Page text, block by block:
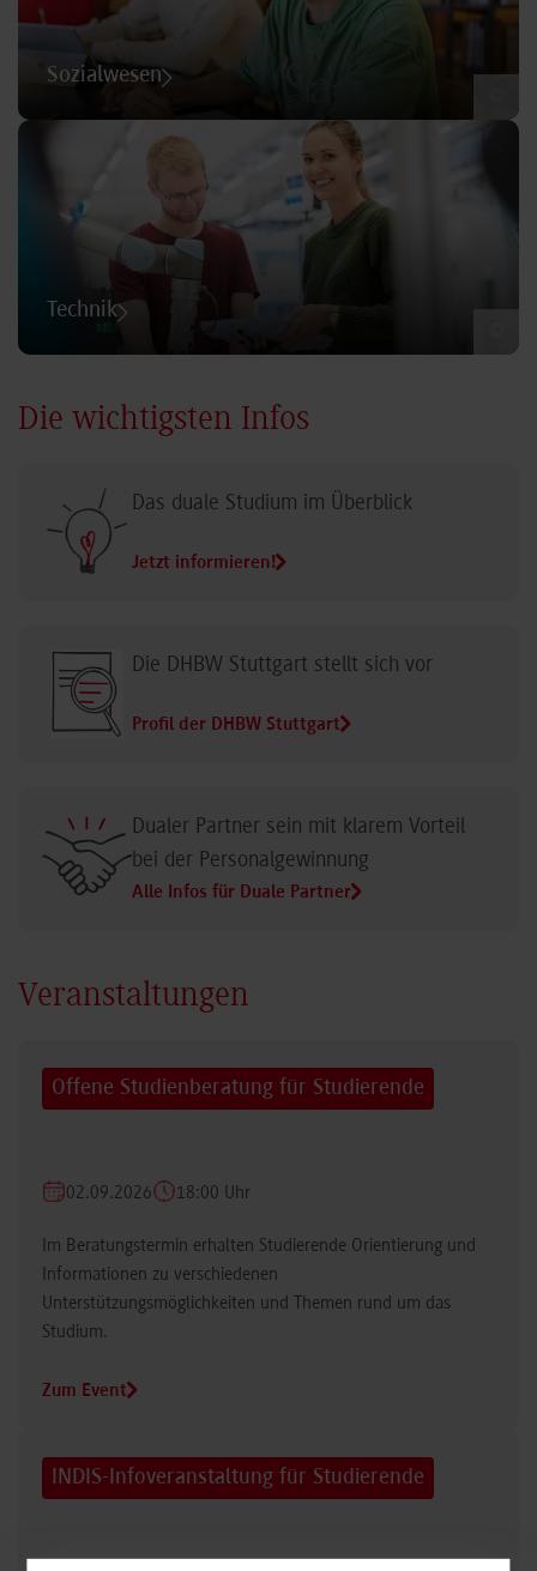
Sozialwesen
Technik
Die wichtigsten Infos
Das duale Studium im Überblick
Jetzt informieren!
Die DHBW Stuttgart stellt sich vor
Profil der DHBW Stuttgart
Dualer Partner sein mit klarem Vorteil
bei der Personalgewinnung
Alle Infos für Duale Partner
Veranstaltungen
Offene Studienberatung für Studierende
02.09.2026 18:00 Uhr
Im Beratungstermin erhalten Studierende Orientierung und
Informationen zu verschiedenen
Unterstützungsmöglichkeiten und Themen rund um das
Studium.
Zum Event
INDIS-Infoveranstaltung für Studierende